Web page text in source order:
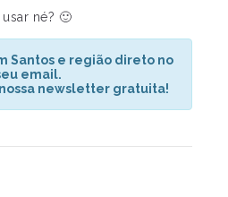
né? 🙂
Santos e região direto no
email.
newsletter gratuita!